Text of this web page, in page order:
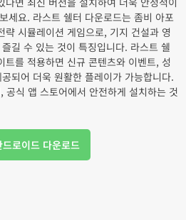
세요. 라스트 쉘터 다운로드는 좀비 아포
략 시뮬레이션 게임으로, 기지 건설과 영
길 수 있는 것이 특징입니다. 라스트 쉘
트를 적용하면 신규 콘텐츠와 이벤트, 성
되어 더욱 원활한 플레이가 가능합니다.
식 앱 스토어에서 안전하게 설치하는 것
드로이드 다운로드